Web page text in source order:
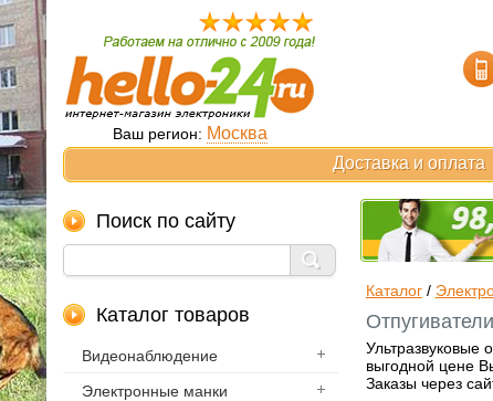
Ваш регион: Москва
Доставка и оплата
Поиск по сайту
Каталог товаров
Видеонаблюдение
Электронные манки
Каталог/
Ультразвуковые
выгодной цене
Заказы через